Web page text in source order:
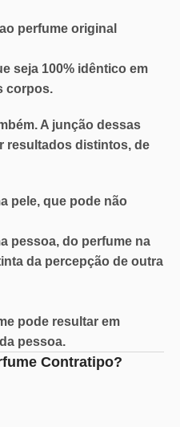
perfume original
seja 100% idêntico em
corpos.
A junção dessas
resultados distintos, de
pele, que pode não
pessoa, do perfume na
da percepção de outra
pode resultar em
pessoa.
Contratipo?